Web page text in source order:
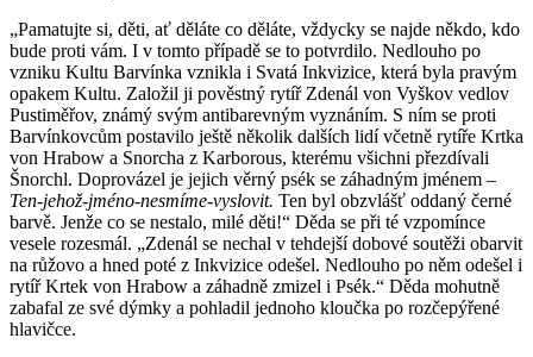
„Pamatujte si, děti, ať děláte co děláte, vždycky se najde někdo, kdo
bude proti vám. I v tomto případě se to potvrdilo. Nedlouho po
vzniku Kultu Barvínka vznikla i Svatá Inkvizice, která byla pravým
opakem Kultu. Založil ji pověstný rytíř Zdenál von Vyškov vedlov
Pustiměřov, známý svým antibarevným vyznáním. S ním se proti
Barvínkovcům postavilo ještě několik dalších lidí včetně rytíře Krtka
von Hrabow a Snorcha z Karborous, kterému všichni přezdívali
Šnorchl. Doprovázel je jejich věrný psék se záhadným jménem –
Ten-jehož-jméno-nesmíme-vyslovit. Ten byl obzvlášť oddaný černé
barvě. Jenže co se nestalo, milé děti!“ Děda se při té vzpomínce
vesele rozesmál. „Zdenál se nechal v tehdejší dobové soutěži obarvit
na růžovo a hned poté z Inkvizice odešel. Nedlouho po něm odešel i
rytíř Krtek von Hrabow a záhadně zmizel i Psék.“ Děda mohutně
zabafal ze své dýmky a pohladil jednoho kloučka po rozčepýřené
hlavičce.